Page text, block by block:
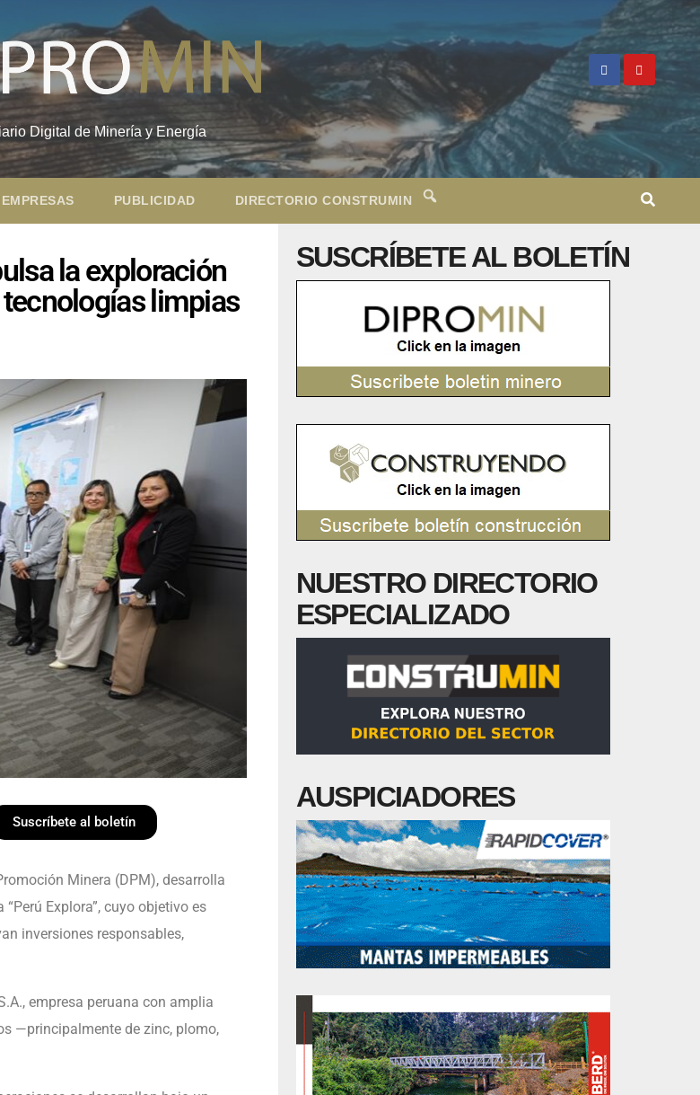
Digital de Minería y Energía
PUBLICIDAD DIRECTORIO CONSTRUMIN
la exploración
limpias
Suscríbete al boletín
Minera (DPM), desarrolla
Explora”, cuyo objetivo es
inversiones responsables,
empresa peruana con amplia
—principalmente de zinc, plomo,
SUSCRÍBETE AL BOLETÍN
NUESTRO DIRECTORIO
ESPECIALIZADO
AUSPICIADORES